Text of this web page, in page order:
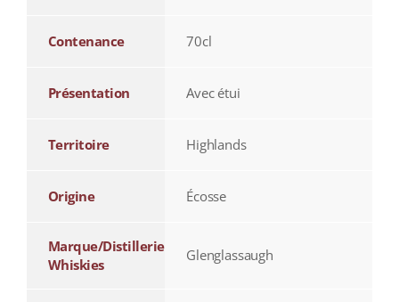
Contenance 70cl
Présentation Avec étui
Territoire Highlands
Origine Écosse
Marque/Distillerie
Whiskies
Glenglassaugh